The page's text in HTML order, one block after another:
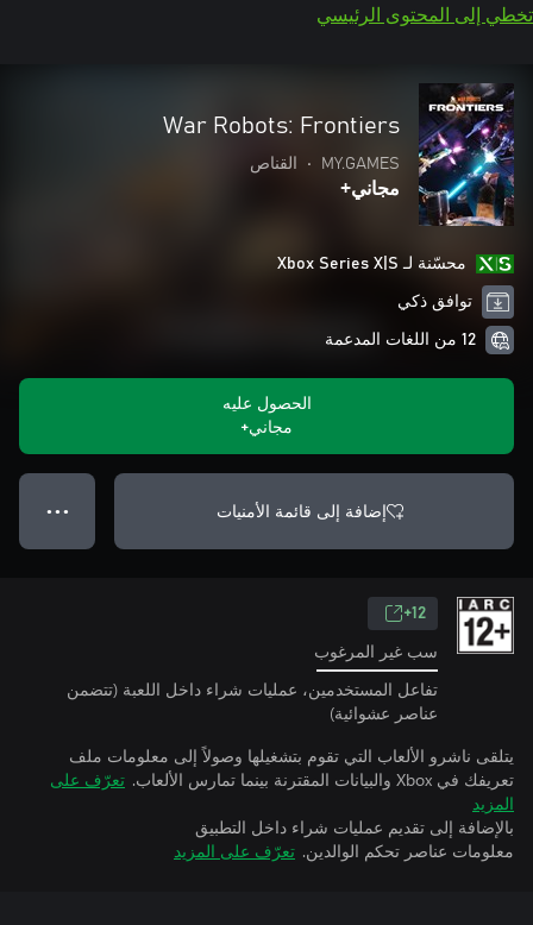
تخطي إلى المحتوى الرئيسي
War Robots: Frontiers
MY.GAMES
• القناص
مجاني+
محسّنة لـ Xbox Series X|S
توافق ذكي
12 من اللغات المدعمة
الحصول عليه
مجاني+
إضافة إلى قائمة الأمنيات ● ● ●
12+
سب غير المرغوب
تفاعل المستخدمين، عمليات شراء داخل اللعبة (تتضمن
عناصر عشوائية)
يتلقى ناشرو الألعاب التي تقوم بتشغيلها وصولاً إلى معلومات ملف
تعريفك في Xbox والبيانات المقترنة بينما تمارس الألعاب.
تعرّف على
المزيد
بالإضافة إلى تقديم عمليات شراء داخل التطبيق
معلومات عناصر تحكم الوالدين. تعرّف على المزيد